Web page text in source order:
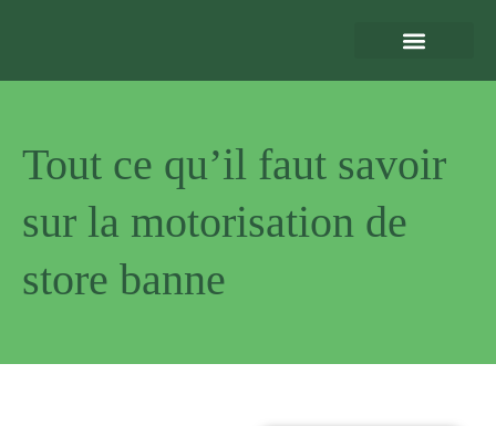
Tout ce qu’il faut savoir
sur la motorisation de
store banne